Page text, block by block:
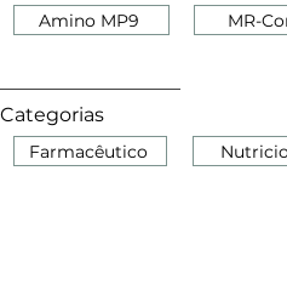
Amino MP9
MR-
Categorias
Farmacêutico